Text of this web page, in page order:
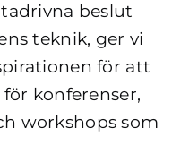
beslut
teknik, ger vi
för att
konferenser,
workshops som